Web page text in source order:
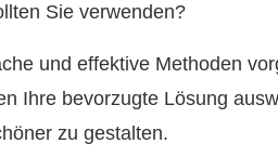
Sie verwenden?
und effektive Methoden
Ihre bevorzugte Lösung
zu gestalten.